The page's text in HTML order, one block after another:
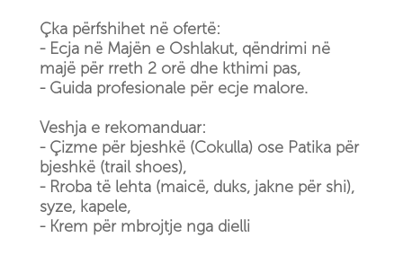
Çka përfshihet në ofertë:
- Ecja në Majën e Oshlakut, qëndrimi në
majë për rreth 2 orë dhe kthimi pas,
- Guida profesionale për ecje malore.
Veshja e rekomanduar:
- Çizme për bjeshkë (Cokulla) ose Patika për
bjeshkë (trail shoes),
- Rroba të lehta (maicë, duks, jakne për shi),
syze, kapele,
- Krem për mbrojtje nga dielli